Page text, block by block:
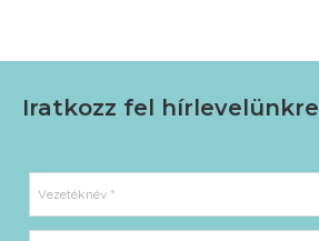
Iratkozz fel hírlevelünkre
Vezetéknév *